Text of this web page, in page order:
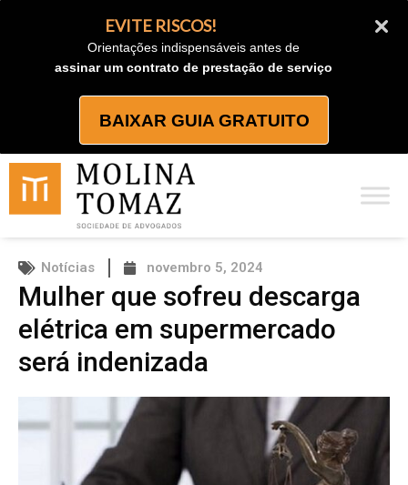
EVITE RISCOS!
Orientações indispensáveis antes de
assinar um contrato de prestação de serviço
BAIXAR GUIA GRATUITO
Notícias novembro 5, 2024
Mulher que sofreu descarga
elétrica em supermercado
será indenizada